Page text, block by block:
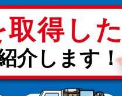
得した
介します！